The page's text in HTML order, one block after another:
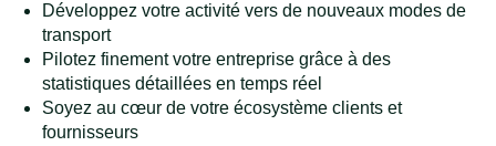
Développez votre activité vers de nouveaux modes de
transport
Pilotez finement votre entreprise grâce à des
statistiques détaillées en temps réel
Soyez au cœur de votre écosystème clients et
fournisseurs